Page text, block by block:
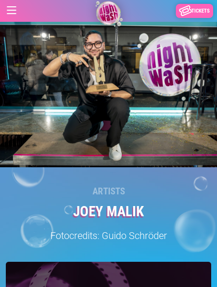
TICKETS
ARTISTS
JOEY MALIK
Fotocredits: Guido Schröder